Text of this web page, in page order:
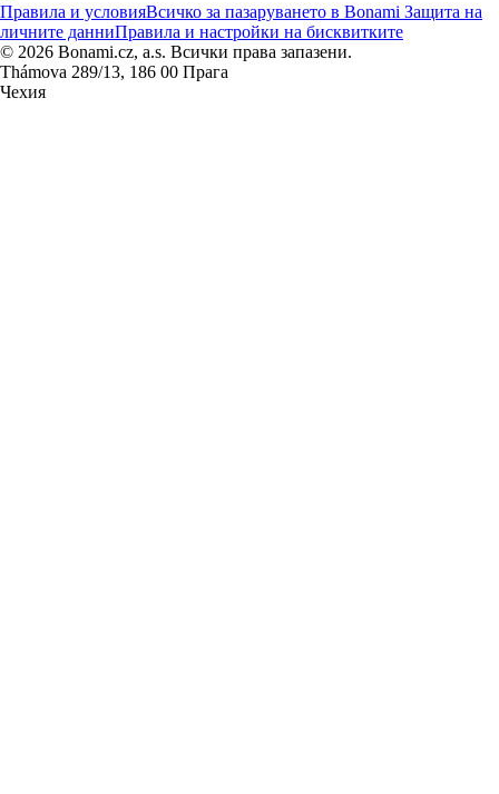
Правила и условияВсичко за пазаруването в Bonami Защита на
личните данниПравила и настройки на бисквитките
© 2026 Bonami.cz, a.s. Всички права запазени.
Thámova 289/13, 186 00 Прага
Чехия